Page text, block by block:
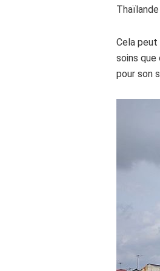
Cela
soins
pour son